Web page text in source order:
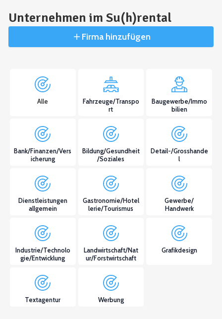
Unternehmen im Su(h)rental
Firma hinzufügen
Alle
Fahrzeuge/Transpo
rt
Baugewerbe/Immo
bilien
Bank/Finanzen/Vers
icherung
Bildung/Gesundheit
/Soziales
Detail-/Grosshande
l
Dienstleistungen
allgemein
Gastronomie/Hotel
lerie/Tourismus
Gewerbe/
Handwerk
Industrie/Technolo
gie/Entwicklung
Landwirtschaft/Nat
ur/Forstwirtschaft
Grafikdesign
Textagentur Werbung